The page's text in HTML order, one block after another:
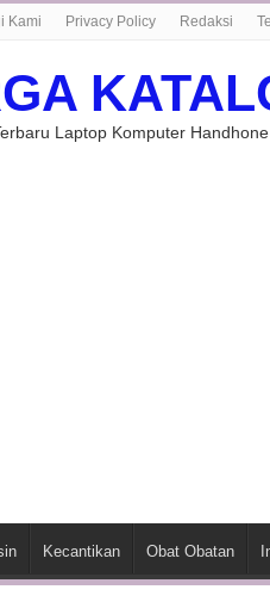
Kami Privacy Policy Redaksi
Laptop Komputer
Kecantikan Obat Obatan